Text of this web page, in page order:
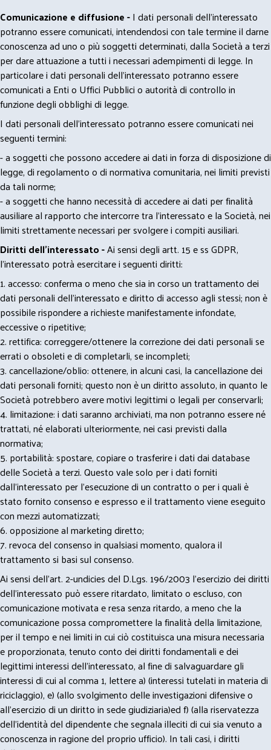
Comunicazione e diffusione -I dati personali dell’interessato
potranno essere comunicati, intendendosi con tale termine il darne
conoscenza ad uno o più soggetti determinati, dalla Società a terzi
per dare attuazione a tutti i necessari adempimenti di legge. In
particolare i dati personali dell’interessato potranno essere
comunicati a Enti o Uffici Pubblici o autorità di controllo in
funzione degli obblighi di legge.
I dati personali dell’interessato potranno essere comunicati nei
seguenti termini:
- a soggetti che possono accedere ai dati in forza di disposizione di
legge, di regolamento o di normativa comunitaria, nei limiti previsti
da tali norme;
- a soggetti che hanno necessità di accedere ai dati per finalità
ausiliare al rapporto che intercorre tra l’interessato e la Società, nei
limiti strettamente necessari per svolgere i compiti ausiliari.
Diritti dell’interessato -Ai sensi degli artt. 15 e ss GDPR,
l’interessato potrà esercitare i seguenti diritti:
1. accesso: conferma o meno che sia in corso un trattamento dei
dati personali dell’interessato e diritto di accesso agli stessi; non è
possibile rispondere a richieste manifestamente infondate,
eccessive o ripetitive;
2. rettifica: correggere/ottenere la correzione dei dati personali se
errati o obsoleti e di completarli, se incompleti;
3. cancellazione/oblio: ottenere, in alcuni casi, la cancellazione dei
dati personali forniti; questo non è un diritto assoluto, in quanto le
Società potrebbero avere motivi legittimi o legali per conservarli;
4. limitazione: i dati saranno archiviati, ma non potranno essere né
trattati, né elaborati ulteriormente, nei casi previsti dalla
normativa;
5. portabilità: spostare, copiare o trasferire i dati dai database
delle Società a terzi. Questo vale solo per i dati forniti
dall’interessato per l’esecuzione di un contratto o per i quali è
stato fornito consenso e espresso e il trattamento viene eseguito
con mezzi automatizzati;
6. opposizione al marketing diretto;
7. revoca del consenso in qualsiasi momento, qualora il
trattamento si basi sul consenso.
Ai sensi dell’art. 2-undicies del D.Lgs. 196/2003 l’esercizio dei diritti
dell’interessato può essere ritardato, limitato o escluso, con
comunicazione motivata e resa senza ritardo, a meno che la
comunicazione possa compromettere la finalità della limitazione,
per il tempo e nei limiti in cui ciò costituisca una misura necessaria
e proporzionata, tenuto conto dei diritti fondamentali e dei
legittimi interessi dell’interessato, al fine di salvaguardare gli
interessi di cui al comma 1, lettere a) (interessi tutelati in materia di
riciclaggio), e) (allo svolgimento delle investigazioni difensive o
all’esercizio di un diritto in sede giudiziaria)ed f) (alla riservatezza
dell’identità del dipendente che segnala illeciti di cui sia venuto a
conoscenza in ragione del proprio ufficio). In tali casi, i diritti